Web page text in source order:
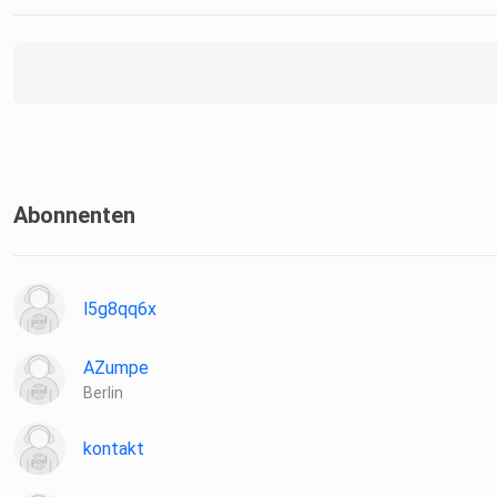
Abonnenten
l5g8qq6x
AZumpe
Berlin
kontakt